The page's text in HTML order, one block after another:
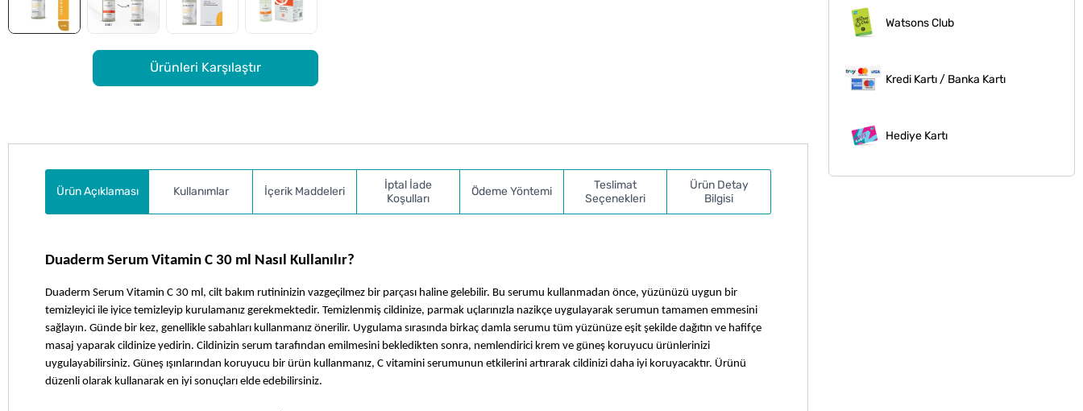
Ürünleri Karşılaştır
Watsons Club
Kredi Kartı / Banka Kartı
Hediye Kartı
Ürün Açıklaması Kullanımlar İçerik Maddeleri
İptal İade
Koşulları
Ödeme Yöntemi
Teslimat
Seçenekleri
Ürün Detay
Bilgisi
Duaderm Serum Vitamin C 30 ml Nasıl Kullanılır?
Duaderm Serum Vitamin C 30 ml, cilt bakım rutininizin vazgeçilmez bir parçası haline gelebilir. Bu serumu kullanmadan önce, yüzünüzü uygun bir
temizleyici ile iyice temizleyip kurulamanız gerekmektedir. Temizlenmiş cildinize, parmak uçlarınızla nazikçe uygulayarak serumun tamamen emmesini
sağlayın. Günde bir kez, genellikle sabahları kullanmanız önerilir. Uygulama sırasında birkaç damla serumu tüm yüzünüze eşit şekilde dağıtın ve hafifçe
masaj yaparak cildinize yedirin. Cildinizin serum tarafından emilmesini bekledikten sonra, nemlendirici krem ve güneş koruyucu ürünlerinizi
uygulayabilirsiniz. Güneş ışınlarından koruyucu bir ürün kullanmanız, C vitamini serumunun etkilerini artırarak cildinizi daha iyi koruyacaktır. Ürünü
düzenli olarak kullanarak en iyi sonuçları elde edebilirsiniz.